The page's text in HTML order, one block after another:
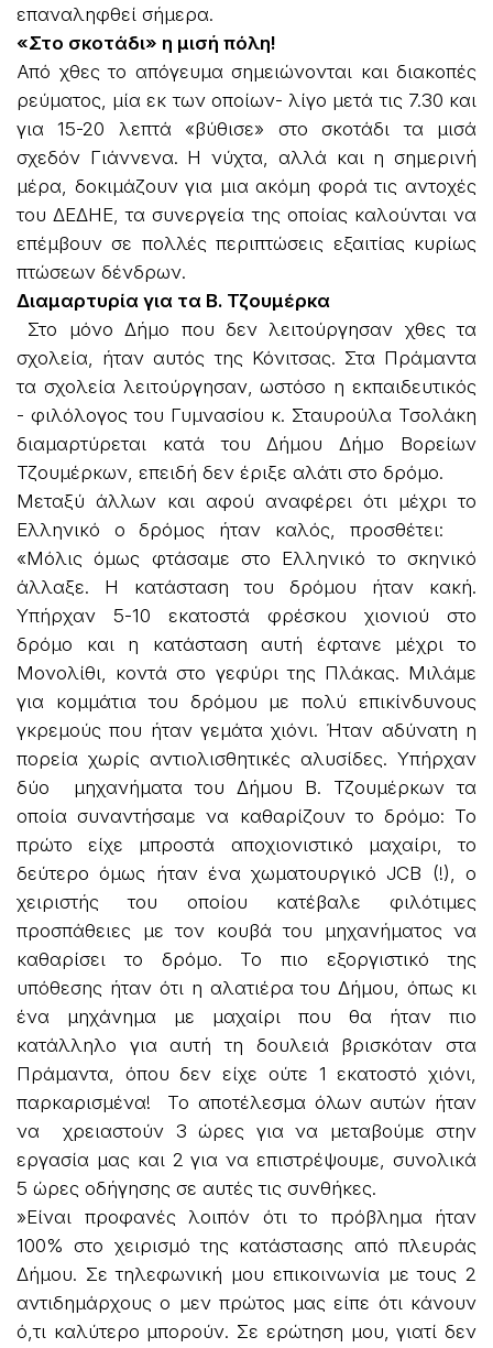
επαναληφθεί σήμερα.
«Στο σκοτάδι» η μισή πόλη!
Από χθες το απόγευμα σημειώνονται και διακοπές
ρεύματος, μία εκ των οποίων- λίγο μετά τις 7.30 και
για 15-20 λεπτά «βύθισε» στο σκοτάδι τα μισά
σχεδόν Γιάννενα. Η νύχτα, αλλά και η σημερινή
μέρα, δοκιμάζουν για μια ακόμη φορά τις αντοχές
του ΔΕΔΗΕ, τα συνεργεία της οποίας καλούνται να
επέμβουν σε πολλές περιπτώσεις εξαιτίας κυρίως
πτώσεων δένδρων.
Διαμαρτυρία για τα Β. Τζουμέρκα
Στο μόνο Δήμο που δεν λειτούργησαν χθες τα
σχολεία, ήταν αυτός της Κόνιτσας. Στα Πράμαντα
τα σχολεία λειτούργησαν, ωστόσο η εκπαιδευτικός
- φιλόλογος του Γυμνασίου κ. Σταυρούλα Τσολάκη
διαμαρτύρεται κατά του Δήμου Δήμο Βορείων
Τζουμέρκων, επειδή δεν έριξε αλάτι στο δρόμο.
Μεταξύ άλλων και αφού αναφέρει ότι μέχρι το
Ελληνικό ο δρόμος ήταν καλός, προσθέτει:
«Μόλις όμως φτάσαμε στο Ελληνικό το σκηνικό
άλλαξε. Η κατάσταση του δρόμου ήταν κακή.
Υπήρχαν 5-10 εκατοστά φρέσκου χιονιού στο
δρόμο και η κατάσταση αυτή έφτανε μέχρι το
Μονολίθι, κοντά στο γεφύρι της Πλάκας. Μιλάμε
για κομμάτια του δρόμου με πολύ επικίνδυνους
γκρεμούς που ήταν γεμάτα χιόνι. Ήταν αδύνατη η
πορεία χωρίς αντιολισθητικές αλυσίδες. Υπήρχαν
δύο μηχανήματα του Δήμου Β. Τζουμέρκων τα
οποία συναντήσαμε να καθαρίζουν το δρόμο: Το
πρώτο είχε μπροστά αποχιονιστικό μαχαίρι, το
δεύτερο όμως ήταν ένα χωματουργικό JCB (!), ο
χειριστής του οποίου κατέβαλε φιλότιμες
προσπάθειες με τον κουβά του μηχανήματος να
καθαρίσει το δρόμο. Το πιο εξοργιστικό της
υπόθεσης ήταν ότι η αλατιέρα του Δήμου, όπως κι
ένα μηχάνημα με μαχαίρι που θα ήταν πιο
κατάλληλο για αυτή τη δουλειά βρισκόταν στα
Πράμαντα, όπου δεν είχε ούτε 1 εκατοστό χιόνι,
παρκαρισμένα! Το αποτέλεσμα όλων αυτών ήταν
να χρειαστούν 3 ώρες για να μεταβούμε στην
εργασία μας και 2 για να επιστρέψουμε, συνολικά
5 ώρες οδήγησης σε αυτές τις συνθήκες.
»Είναι προφανές λοιπόν ότι το πρόβλημα ήταν
100% στο χειρισμό της κατάστασης από πλευράς
Δήμου. Σε τηλεφωνική μου επικοινωνία με τους 2
αντιδημάρχους ο μεν πρώτος μας είπε ότι κάνουν
ό,τι καλύτερο μπορούν. Σε ερώτηση μου, γιατί δεν